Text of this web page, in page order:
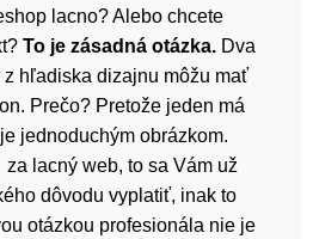
lacno? Alebo chcete
To je zásadná otázka. Dva
z hľadiska dizajnu môžu mať
Prečo? Pretože jeden má
jednoduchým obrázkom.
lacný web, to sa Vám už
dôvodu vyplatiť, inak to
otázkou profesionála nie je